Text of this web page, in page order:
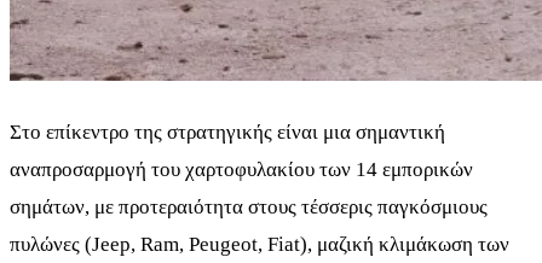
Στο επίκεντρο της στρατηγικής είναι μια σημαντική
αναπροσαρμογή του χαρτοφυλακίου των 14 εμπορικών
σημάτων, με προτεραιότητα στους τέσσερις παγκόσμιους
πυλώνες (Jeep, Ram, Peugeot, Fiat), μαζική κλιμάκωση των